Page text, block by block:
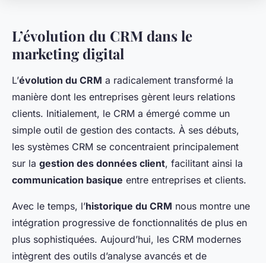
L’évolution du CRM dans le
marketing digital
L’évolution du CRM a radicalement transformé la
manière dont les entreprises gèrent leurs relations
clients. Initialement, le CRM a émergé comme un
simple outil de gestion des contacts. À ses débuts,
les systèmes CRM se concentraient principalement
sur la gestion des données client, facilitant ainsi la
communication basique entre entreprises et clients.
Avec le temps, l’historique du CRM nous montre une
intégration progressive de fonctionnalités de plus en
plus sophistiquées. Aujourd’hui, les CRM modernes
intègrent des outils d’analyse avancés et de